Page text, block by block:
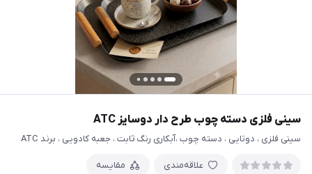
سینی فلزی دسته چوب طرح دار دوسایز ATC
سینی فلزی ، دوتایی ، دسته چوب ،آبکاری رنگ ثابت ، جعبه کادویی ، برند ATC
علاقه‌مندی مقایسه